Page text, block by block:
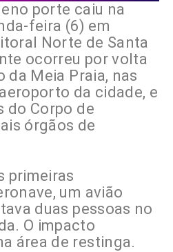
porte caiu na
feira (6) em
Norte de Santa
ocorreu por volta
da Meia Praia, nas
da cidade, e
do Corpo de
órgãos de
primeiras
um avião
duas pessoas no
O impacto
área de restinga.